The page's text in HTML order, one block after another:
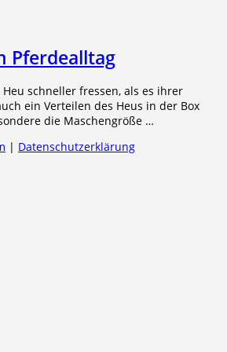
Pferdealltag
schneller fressen, als es ihrer
ein Verteilen des Heus in der Box
die Maschengröße …
| Datenschutzerklärung